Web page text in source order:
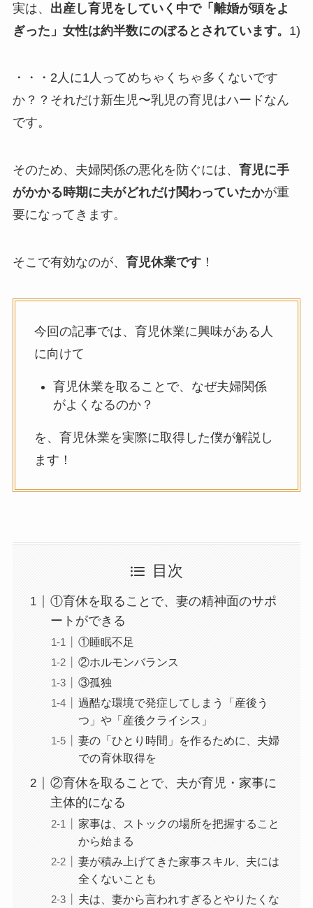
実は、 出産し育児をしていく中で「離婚が頭をよ
ぎった」女性は約半数にのぼるとされています。 1)
・・・2人に1人ってめちゃくちゃ多くないです
か？？それだけ新生児〜乳児の育児はハードなん
です。
そのため、夫婦関係の悪化を防ぐには、 育児に手
がかかる時期に夫がどれだけ関わっていたかが重
要になってきます。
そこで有効なのが、 育児休業です！
今回の記事では、育児休業に興味がある人
に向けて
育児休業を取ることで、なぜ夫婦関係
がよくなるのか？
を、育児休業を実際に取得した僕が解説し
ます！
目次
①育休を取ることで、妻の精神面のサポ
ートができる
①睡眠不足
②ホルモンバランス
③孤独
過酷な環境で発症してしまう「産後う
つ」や「産後クライシス」
妻の「ひとり時間」を作るために、夫婦
での育休取得を
②育休を取ることで、夫が育児・家事に
主体的になる
家事は、ストックの場所を把握すること
から始まる
妻が積み上げてきた家事スキル、夫には
全くないことも
夫は、妻から言われすぎるとやりたくな